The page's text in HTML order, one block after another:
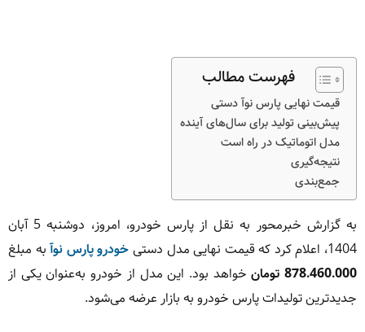
فهرست مطالب
قیمت نهایی پارس نوآ دستی
پیش‌بینی تولید برای سال‌های آینده
مدل اتوماتیک در راه است
نتیجه‌گیری
جمع‌بندی
به گزارش خبرمحور به نقل از پارس خودرو، امروز، دوشنبه 5 آبان
1404، اعلام کرد که قیمت نهایی مدل دستی
خودرو پارس نوآبه مبلغ
878.460.000 تومان
خواهد بود. این مدل از خودرو به‌عنوان یکی از
جدیدترین تولیدات پارس خودرو به بازار عرضه می‌شود.